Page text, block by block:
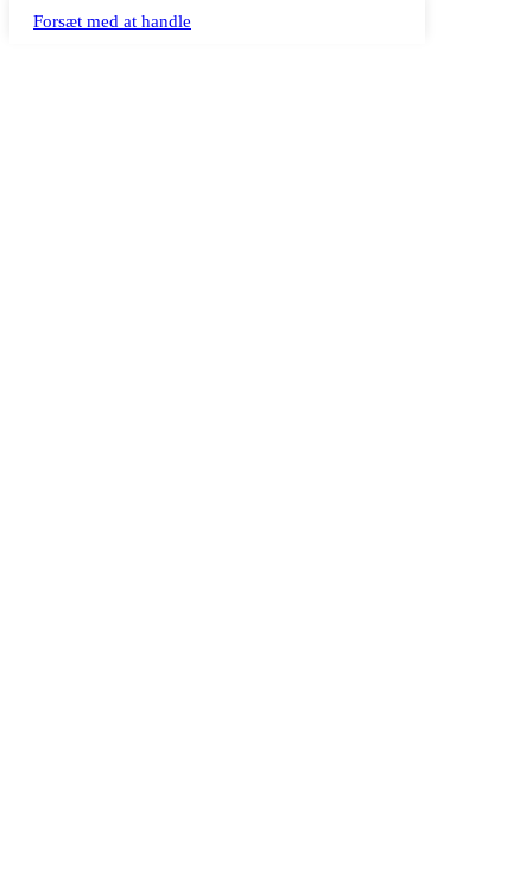
Forsæt med at handle